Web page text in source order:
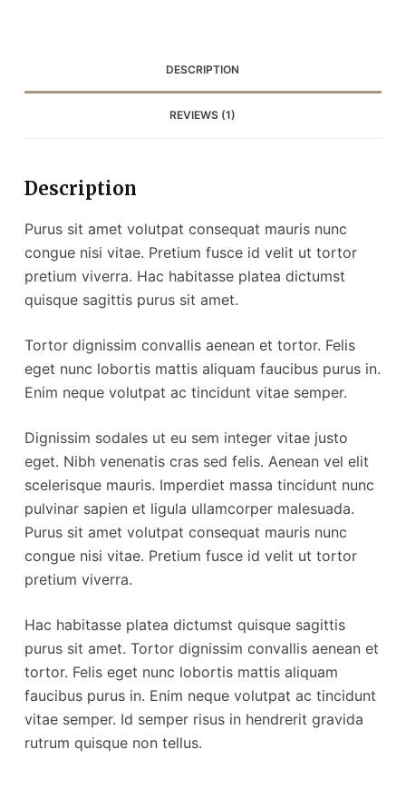
DESCRIPTION
REVIEWS (1)
Description
Purus sit amet volutpat consequat mauris nunc
congue nisi vitae. Pretium fusce id velit ut tortor
pretium viverra. Hac habitasse platea dictumst
quisque sagittis purus sit amet.
Tortor dignissim convallis aenean et tortor. Felis
eget nunc lobortis mattis aliquam faucibus purus in.
Enim neque volutpat ac tincidunt vitae semper.
Dignissim sodales ut eu sem integer vitae justo
eget. Nibh venenatis cras sed felis. Aenean vel elit
scelerisque mauris. Imperdiet massa tincidunt nunc
pulvinar sapien et ligula ullamcorper malesuada.
Purus sit amet volutpat consequat mauris nunc
congue nisi vitae. Pretium fusce id velit ut tortor
pretium viverra.
Hac habitasse platea dictumst quisque sagittis
purus sit amet. Tortor dignissim convallis aenean et
tortor. Felis eget nunc lobortis mattis aliquam
faucibus purus in. Enim neque volutpat ac tincidunt
vitae semper. Id semper risus in hendrerit gravida
rutrum quisque non tellus.